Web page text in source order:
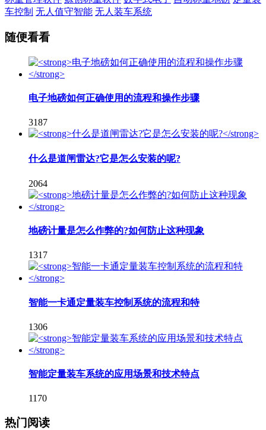
车控制 无人值守智能 无人装车系统
随便看看
电子地磅如何正确使用的流程和操作步骤
3187
什么是道闸雷达?它是怎么安装的呢?
2064
地磅计量是怎么作弊的?如何防止这种现象
1317
智能一卡通定量装车控制系统的流程和特
1306
智能定量装车系统的应用场景和技术特点
1170
热门阅读